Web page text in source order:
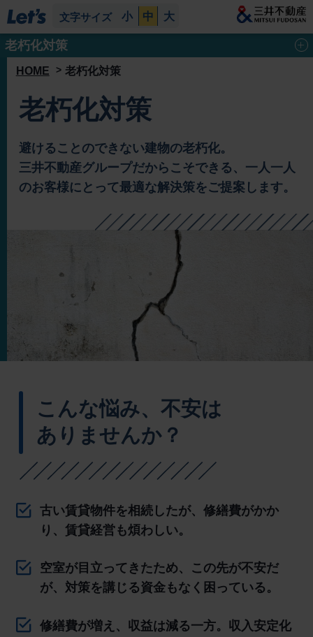
文字サイズ 小 中 大
老朽化対策
老朽化不動産3つの問題
再生手法の選択肢
リファイニング建築®︎
老朽化対策 相談事例
HOME 老朽化対策
老朽化対策
避けることのできない建物の老朽化。
三井不動産グループだからこそできる、一人一人
のお客様にとって最適な解決策をご提案します。
こんな悩み、不安は
ありませんか？
古い賃貸物件を相続したが、修繕費がかか
り、賃貸経営も煩わしい。
空室が目立ってきたため、この先が不安だ
が、対策を講じる資金もなく困っている。
修繕費が増え、収益は減る一方。収入安定化